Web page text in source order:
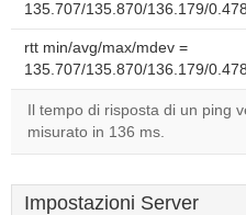
135.707/135.870/136.179/
rtt min/avg/max/mdev =
135.707/135.870/136.179/
Il tempo di risposta di un ping
misurato in 136 ms.
Impostazioni Server